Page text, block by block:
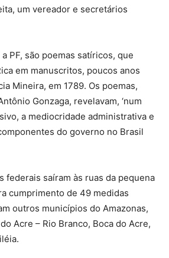
um vereador e secretários
PF, são poemas satíricos, que
em manuscritos, poucos anos
Mineira, em 1789. Os poemas,
Gonzaga, revelavam, ‘num
a mediocridade administrativa e
do governo no Brasil
federais saíram às ruas da pequena
cumprimento de 49 medidas
outros municípios do Amazonas,
Acre – Rio Branco, Boca do Acre,